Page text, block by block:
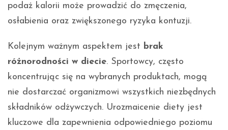
podaż kalorii może prowadzić do zmęczenia,
osłabienia oraz zwiększonego ryzyka kontuzji.
Kolejnym ważnym aspektem jest brak
różnorodności w diecie. Sportowcy, często
koncentrując się na wybranych produktach, mogą
nie dostarczać organizmowi wszystkich niezbędnych
składników odżywczych. Urozmaicenie diety jest
kluczowe dla zapewnienia odpowiedniego poziomu